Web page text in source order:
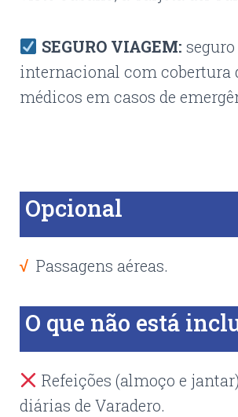
SEGURO VIAGEM:
internacional com cobertura
médicos em casos de
Opcional
√ Passagens aéreas.
O que não está
Refeições (almoço e
diárias de Varadero.